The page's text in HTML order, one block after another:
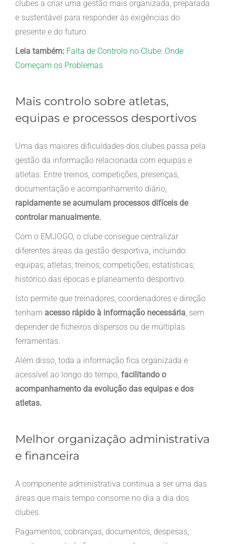
clubes a criar uma gestão mais organizada, preparada
e sustentável para responder às exigências do
presente e do futuro.
Leia também: Falta de Controlo no Clube: Onde
Começam os Problemas
Mais controlo sobre atletas,
equipas e processos desportivos
Uma das maiores dificuldades dos clubes passa pela
gestão da informação relacionada com equipas e
atletas. Entre treinos, competições, presenças,
documentação e acompanhamento diário,
rapidamente se acumulam processos difíceis de
controlar manualmente.
Com o EMJOGO, o clube consegue centralizar
diferentes áreas da gestão desportiva, incluindo:
equipas; atletas; treinos; competições; estatísticas;
histórico das épocas e planeamento desportivo.
Isto permite que treinadores, coordenadores e direção
tenham acesso rápido à informação necessária, sem
depender de ficheiros dispersos ou de múltiplas
ferramentas.
Além disso, toda a informação fica organizada e
acessível ao longo do tempo, facilitando o
acompanhamento da evolução das equipas e dos
atletas.
Melhor organização administrativa
e financeira
A componente administrativa continua a ser uma das
áreas que mais tempo consome no dia a dia dos
clubes.
Pagamentos, cobranças, documentos, despesas,